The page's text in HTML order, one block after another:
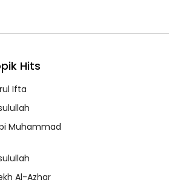
Hits
Ifta
Muhammad
Al-Azhar